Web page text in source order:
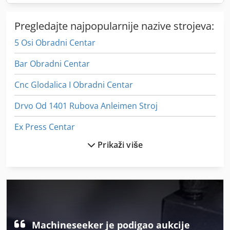
Pregledajte najpopularnije nazive strojeva:
5 Osi Obradni Centar
Bar Obradni Centar
Cnc Glodalica I Obradni Centar
Drvo Od 1401 Rubova Anleimen Stroj
Ex Press Centar
Prikaži više
Machineseeker je podigao aukcije